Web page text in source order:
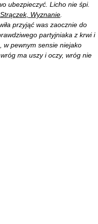
ubezpieczyć. Licho nie śpi.
Wyznanie
przyjąć was zaocznie do
partyjniaka z krwi i
w pewnym sensie niejako
ma uszy i oczy, wróg nie